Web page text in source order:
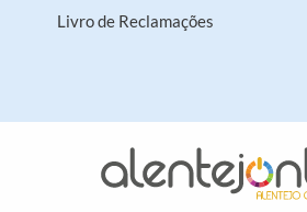
Livro de Reclamações